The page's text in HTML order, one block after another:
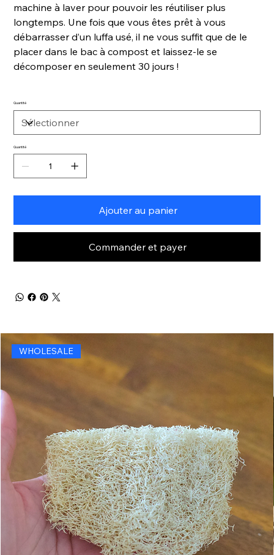
machine à laver pour pouvoir les réutiliser plus
longtemps. Une fois que vous êtes prêt à vous
débarrasser d’un luffa usé, il ne vous suffit que de le
placer dans le bac à compost et laissez-le se
décomposer en seulement 30 jours !
Quantité
Quantité
Ajouter au panier
Commander et payer
WHOLESALE